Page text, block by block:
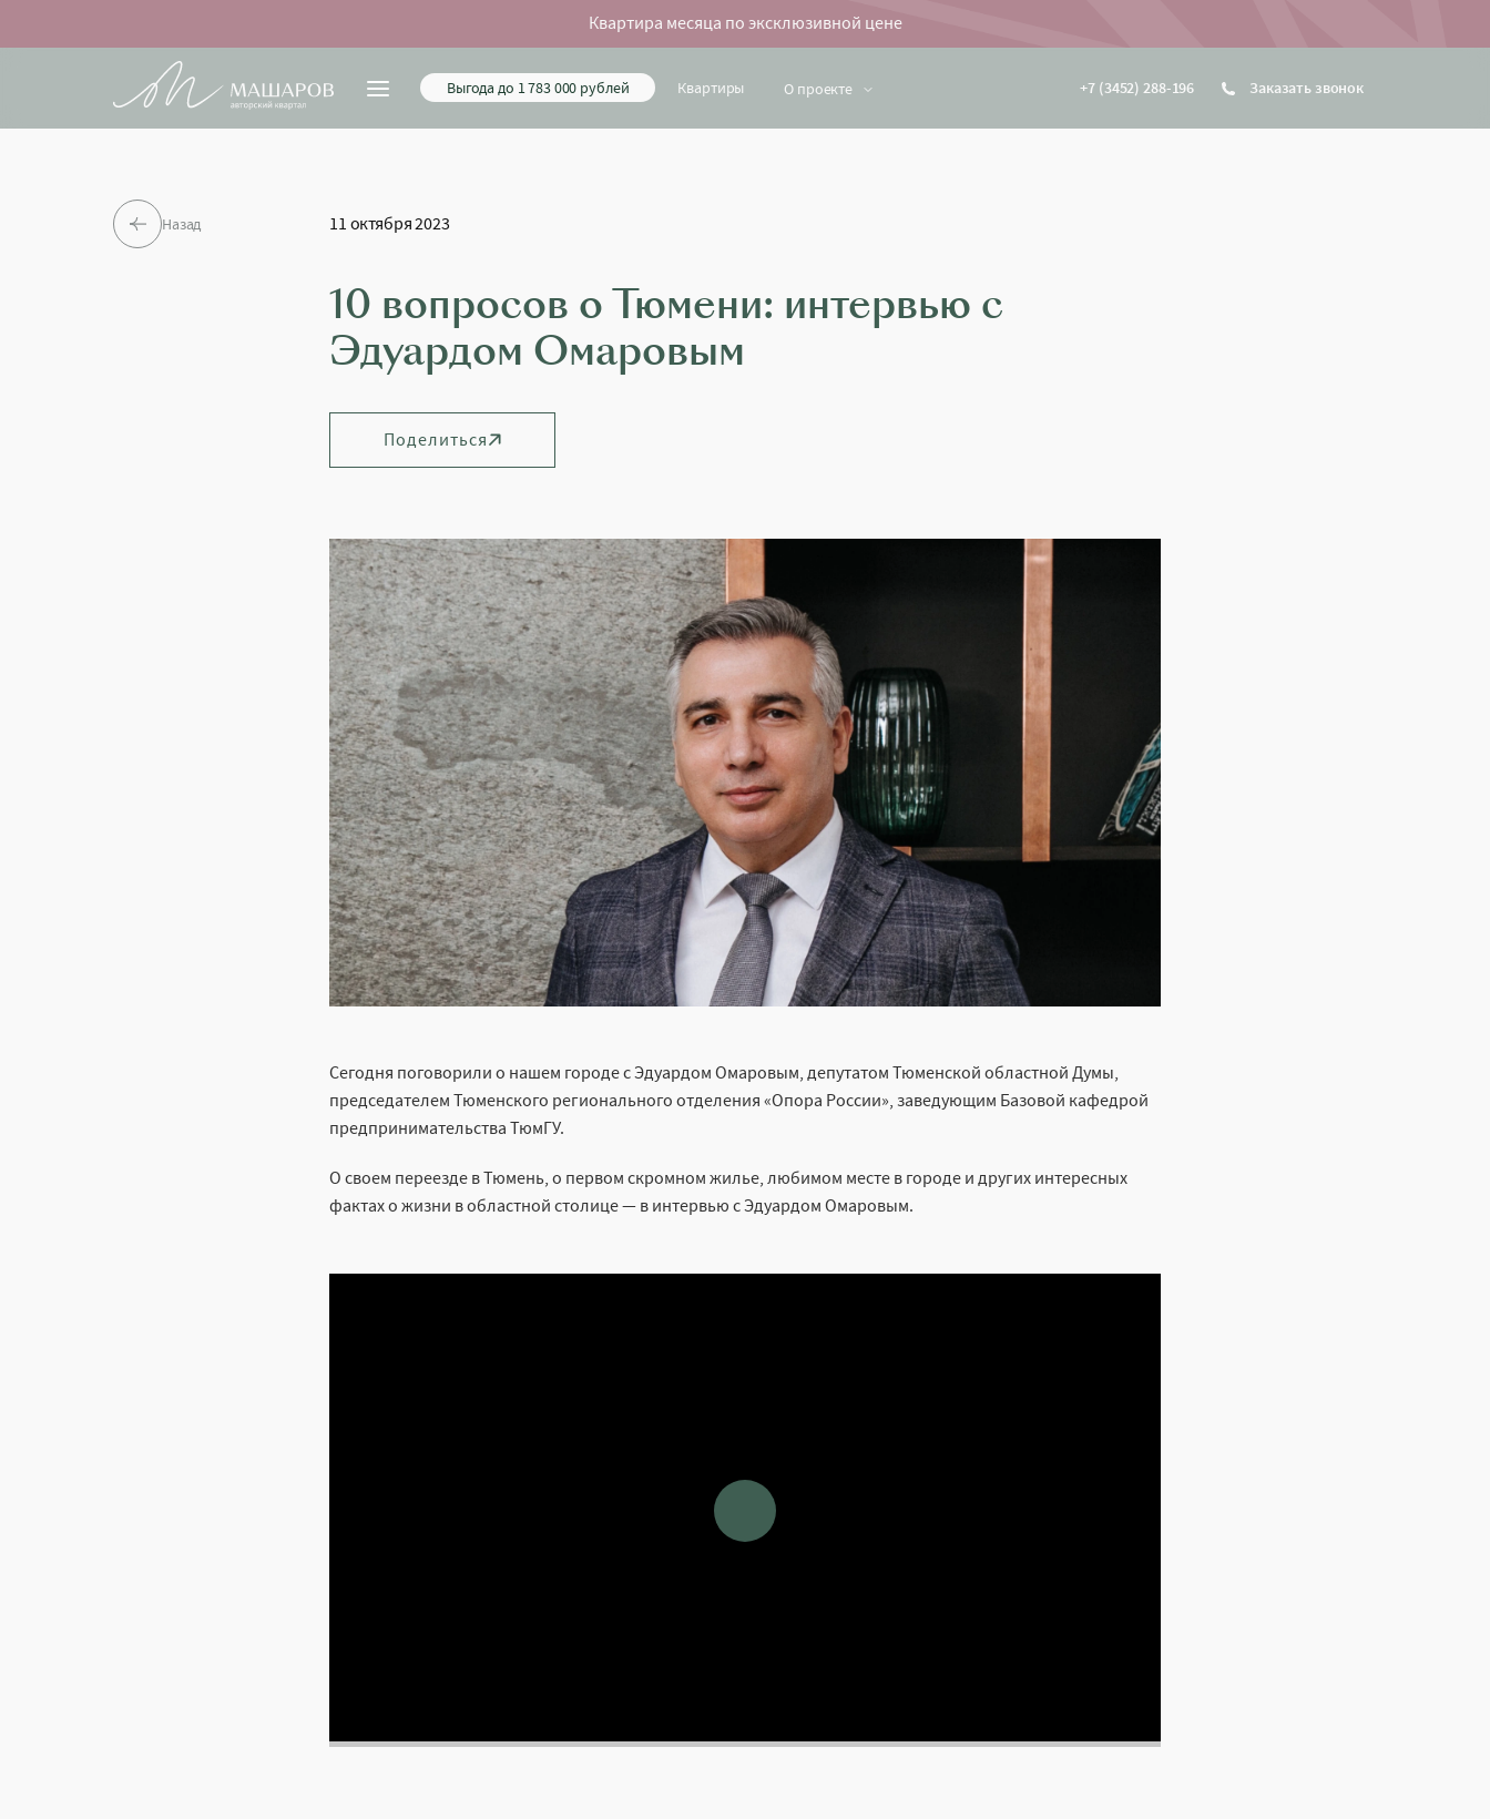
Квартира месяца по эксклюзивной цене
Выгода до 1 783 000 рублей Квартиры О проекте +7 (3452) 288-196 Заказать звонок
Назад 11 октября 2023
10 вопросов о Тюмени: интервью с
Эдуардом Омаровым
Поделиться
Сегодня поговорили о нашем городе с Эдуардом Омаровым, депутатом Тюменской областной Думы,
председателем Тюменского регионального отделения «Опора России», заведующим Базовой кафедрой
предпринимательства ТюмГУ.
О своем переезде в Тюмень, о первом скромном жилье, любимом месте в городе и других интересных
фактах о жизни в областной столице — в интервью с Эдуардом Омаровым.